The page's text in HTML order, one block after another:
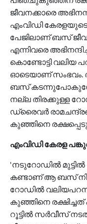
ജീവനക്കാരെ
എംവിഡി
പേജിലാണ് ബസ്
എന്നിവരെ
കൊണ്ടോട്ടി വലിയ
ഓടെയാണ്
ബസ്
നല്ല തിരക്കുള്ള
ഡ്രൈവര്‍
കുഞ്ഞിനെ
എംവിഡി കേരള
'നടുറോഡില്‍
കണ്ടാണ് ആ ബസ്
റോഡില്‍
കുഞ്ഞിനെ
റൂട്ടില്‍ സര്‍വീസ്